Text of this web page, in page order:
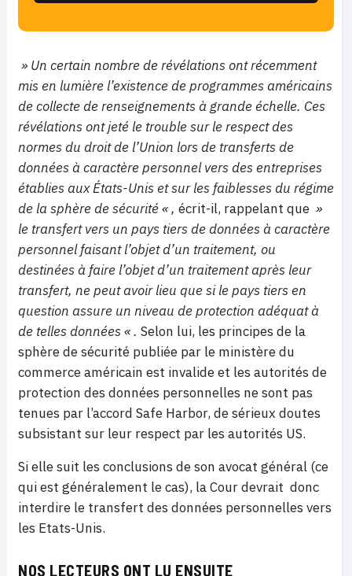
» Un certain nombre de révélations ont récemment
mis en lumière l’existence de programmes américains
de collecte de renseignements à grande échelle. Ces
révélations ont jeté le trouble sur le respect des
normes du droit de l’Union lors de transferts de
données à caractère personnel vers des entreprises
établies aux États-Unis et sur les faiblesses du régime
de la sphère de sécurité « , écrit-il, rappelant que »
le transfert vers un pays tiers de données à caractère
personnel faisant l’objet d’un traitement, ou
destinées à faire l’objet d’un traitement après leur
transfert, ne peut avoir lieu que si le pays tiers en
question assure un niveau de protection adéquat à
de telles données « . Selon lui, les principes de la
sphère de sécurité publiée par le ministère du
commerce américain est invalide et les autorités de
protection des données personnelles ne sont pas
tenues par l’accord Safe Harbor, de sérieux doutes
subsistant sur leur respect par les autorités US.
Si elle suit les conclusions de son avocat général (ce
qui est généralement le cas), la Cour devrait donc
interdire le transfert des données personnelles vers
les Etats-Unis.
NOS LECTEURS ONT LU ENSUITE